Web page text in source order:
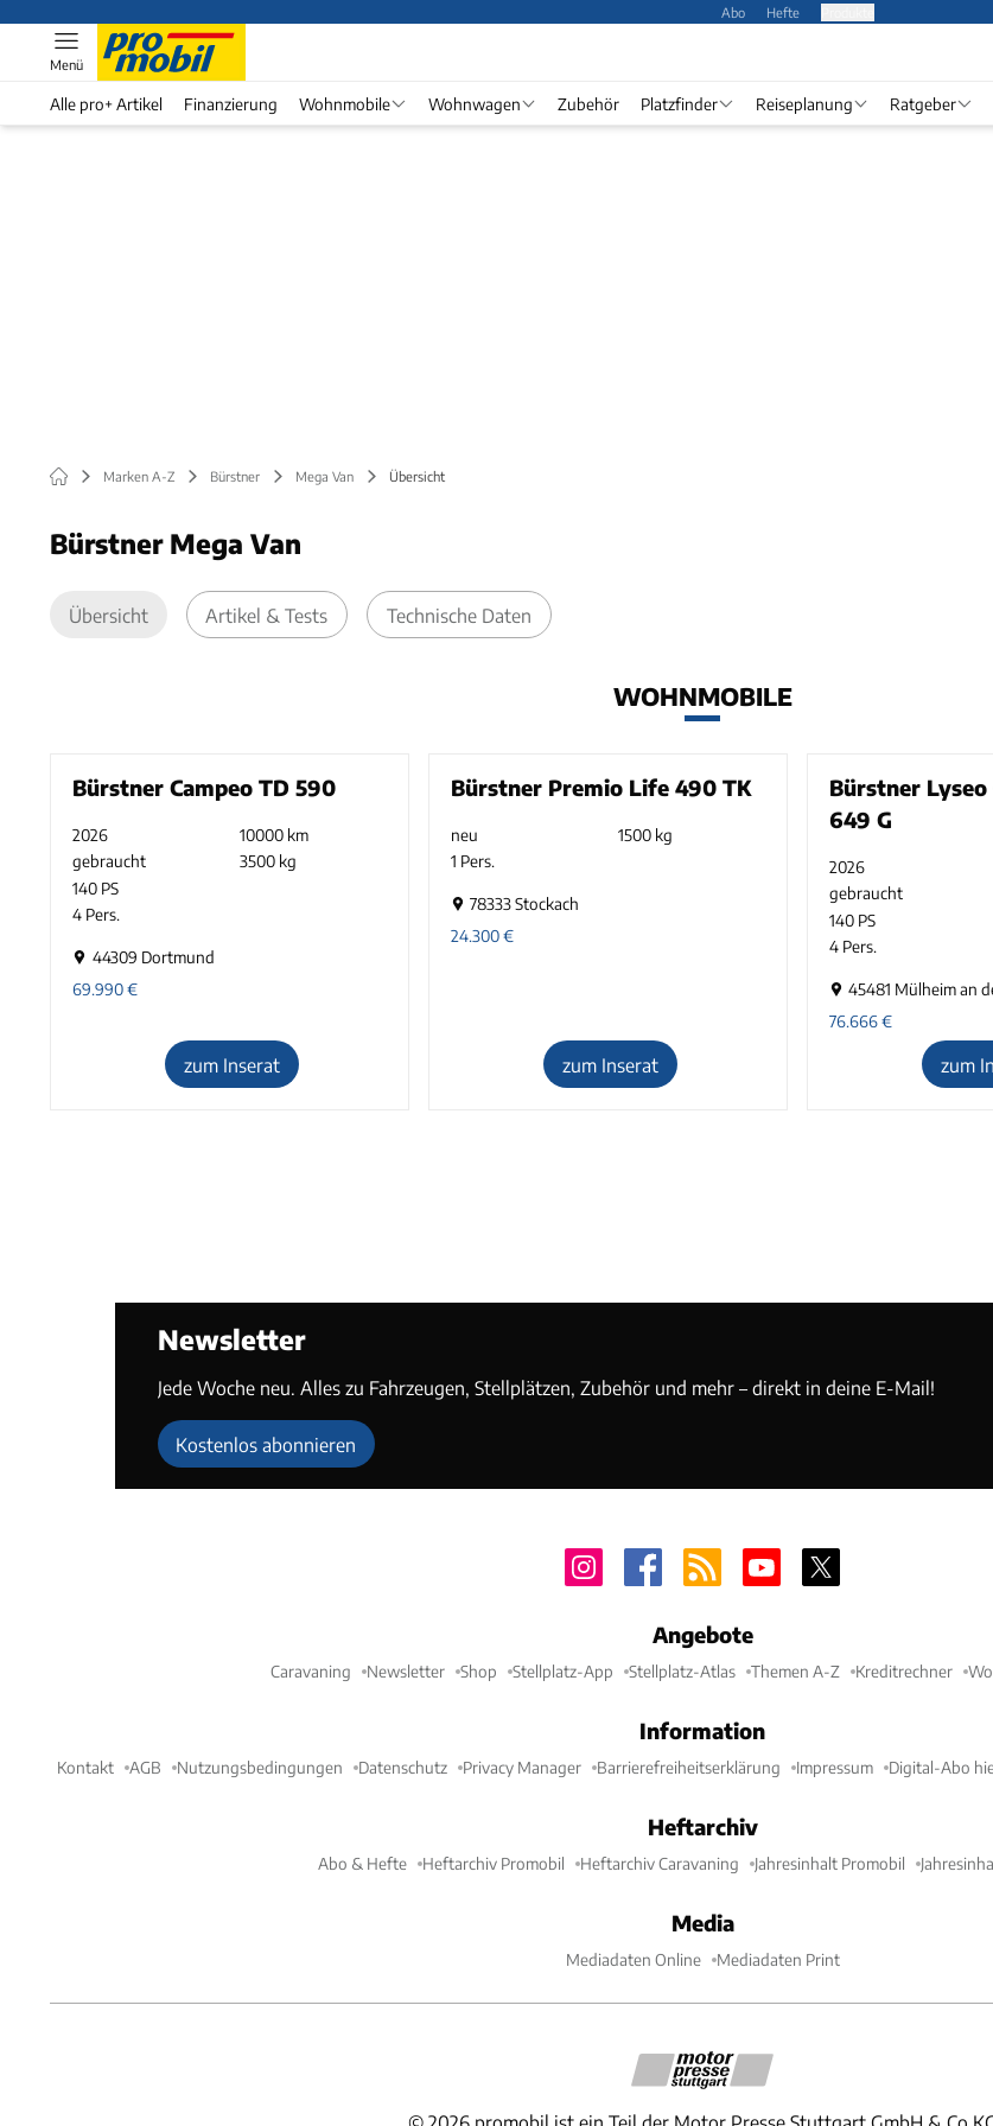
Abo Hefte
Menü
Alle pro+ Artikel Finanzierung Wohnmobile Wohnwagen Zubehör Platzfinder Reiseplanung Ratgeber
Marken A-Z Bürstner Mega Van Übersicht
Bürstner Mega Van
Übersicht Artikel & Tests Technische Daten
WOHNMOBILE
Bürstner Campeo TD 590
2026
10000 km
gebraucht
3500 kg
140 PS
4 Pers.
44309 Dortmund
69.990€
zum Inserat
Bürstner Premio Life 490 TK
neu
1500 kg
1 Pers.
78333 Stockach
24.300€
zum Inserat
Bürstner
649 G
2026
gebraucht
140 PS
4 Pers.
45481 Mülheim an
76.666€
zum
Newsletter
Jede Woche neu. Alles zu Fahrzeugen, Stellplätzen, Zubehör und mehr – direkt in deine E-Mail!
Kostenlos abonnieren
Angebote
Caravaning Newsletter Shop Stellplatz-App Stellplatz-Atlas Themen A-Z Kreditrechner
Information
Kontakt AGB Nutzungsbedingungen Datenschutz Privacy Manager Barrierefreiheitserklärung Impressum Digital-Abo
Heftarchiv
Abo & Hefte Heftarchiv Promobil Heftarchiv Caravaning Jahresinhalt Promobil
Media
Mediadaten Online Mediadaten Print